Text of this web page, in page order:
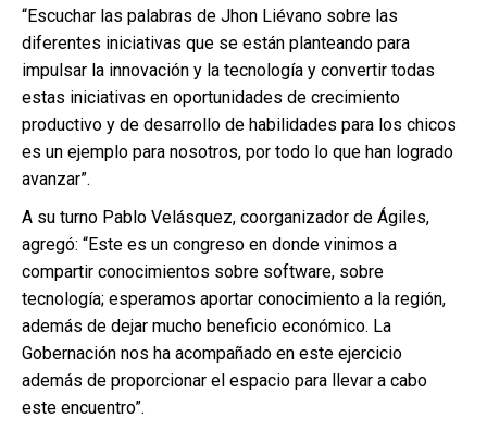
“Escuchar las palabras de Jhon Liévano sobre las
diferentes iniciativas que se están planteando para
impulsar la innovación y la tecnología y convertir todas
estas iniciativas en oportunidades de crecimiento
productivo y de desarrollo de habilidades para los chicos
es un ejemplo para nosotros, por todo lo que han logrado
avanzar”.
A su turno Pablo Velásquez, coorganizador de Ágiles,
agregó: “Este es un congreso en donde vinimos a
compartir conocimientos sobre software, sobre
tecnología; esperamos aportar conocimiento a la región,
además de dejar mucho beneficio económico. La
Gobernación nos ha acompañado en este ejercicio
además de proporcionar el espacio para llevar a cabo
este encuentro”.